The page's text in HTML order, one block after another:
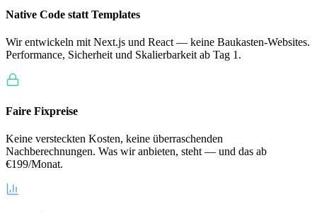
Native Code statt Templates
Wir entwickeln mit Next.js und React — keine Baukasten-Websites.
Performance, Sicherheit und Skalierbarkeit ab Tag 1.
Faire Fixpreise
Keine versteckten Kosten, keine überraschenden
Nachberechnungen. Was wir anbieten, steht — und das ab
€199/Monat.